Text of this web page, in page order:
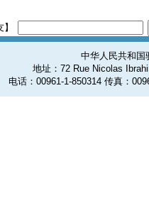
中华人民共和国
地址：72 Rue Nicolas
电话：00961-1-850314 传真：